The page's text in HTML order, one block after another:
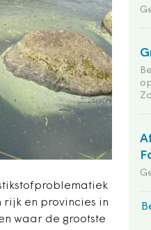
rijk en provincies in
waar de grootste